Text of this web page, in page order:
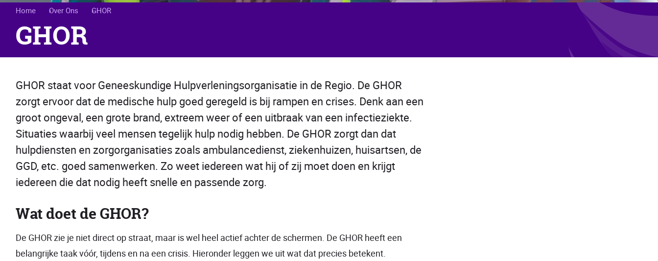
Kruimelpad
Home Over Ons GHOR
GHOR
GHOR staat voor Geneeskundige Hulpverleningsorganisatie in de Regio. De GHOR
zorgt ervoor dat de medische hulp goed geregeld is bij rampen en crises. Denk aan een
groot ongeval, een grote brand, extreem weer of een uitbraak van een infectieziekte.
Situaties waarbij veel mensen tegelijk hulp nodig hebben. De GHOR zorgt dan dat
hulpdiensten en zorgorganisaties zoals ambulancedienst, ziekenhuizen, huisartsen, de
GGD, etc. goed samenwerken. Zo weet iedereen wat hij of zij moet doen en krijgt
iedereen die dat nodig heeft snelle en passende zorg.
Wat doet de GHOR?
De GHOR zie je niet direct op straat, maar is wel heel actief achter de schermen. De GHOR heeft een
belangrijke taak vóór, tijdens en na een crisis. Hieronder leggen we uit wat dat precies betekent.